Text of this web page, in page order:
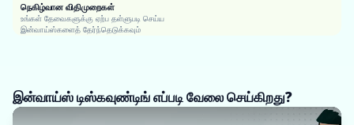
நெகிழ்வான விதிமுறைகள்
உங்கள் தேவைகளுக்கு ஏற்ப தள்ளுபடி செய்ய
இன்வாய்ஸ்களைத் தேர்ந்தெடுக்கவும்
இன்வாய்ஸ் டிஸ்கவுண்டிங் எப்படி வேலை செய்கிறது?